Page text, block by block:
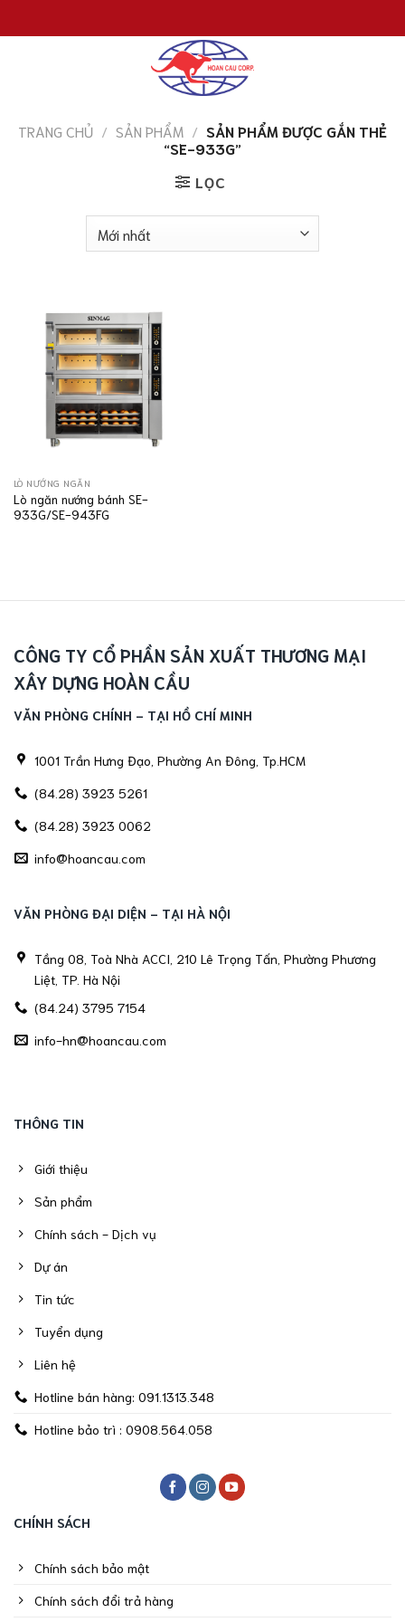
đến
TRANG CHỦ / SẢN PHẨM / SẢN PHẨM ĐƯỢC GẮN THẺ
“SE-933G”
LỌC
LÒ NƯỚNG NGĂN
Lò ngăn nướng bánh SE-
933G/SE-943FG
CÔNG TY CỔ PHẦN SẢN XUẤT THƯƠNG MẠI
XÂY DỰNG HOÀN CẦU
VĂN PHÒNG CHÍNH - TẠI HỒ CHÍ MINH
1001 Trần Hưng Đạo, Phường An Đông, Tp.HCM
(84.28) 3923 5261
(84.28) 3923 0062
info@hoancau.com
VĂN PHÒNG ĐẠI DIỆN - TẠI HÀ NỘI
Tầng 08, Toà Nhà ACCI, 210 Lê Trọng Tấn, Phường Phương
Liệt, TP. Hà Nội
(84.24) 3795 7154
info-hn@hoancau.com
THÔNG TIN
Giới thiệu
Sản phẩm
Chính sách - Dịch vụ
Dự án
Tin tức
Tuyển dụng
Liên hệ
Hotline bán hàng: 091.1313.348
Hotline bảo trì : 0908.564.058
CHÍNH SÁCH
Chính sách bảo mật
Chính sách đổi trả hàng